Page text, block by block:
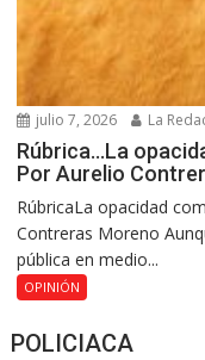
julio 7, 2026 La
Rúbrica…La
Por Aurelio
RúbricaLa opacidad
Contreras Moreno
pública en medio...
OPINIÓN
POLICIACA